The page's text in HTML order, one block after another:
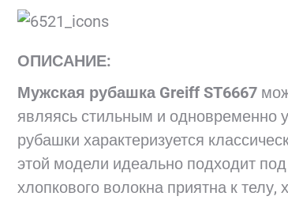
ОПИСАНИЕ:
Мужская рубашка Greiff ST6667
являясь стильным и одновременно
рубашки характеризуется
этой модели идеально подходит
хлопкового волокна приятна к